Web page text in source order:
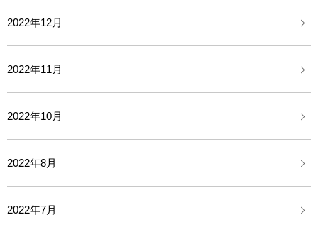
2022年12月
2022年11月
2022年10月
2022年8月
2022年7月